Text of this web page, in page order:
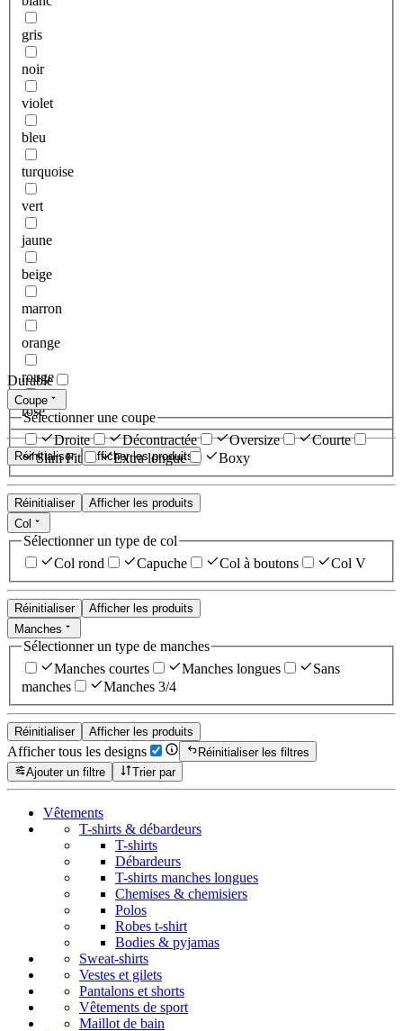
gris
noir
violet
bleu
turquoise
vert
jaune
beige
marron
orange
rouge
rose
Réinitialiser Afficher les produits
Durable
Coupe
Sélectionner une coupe
Droite
Décontractée Oversize
Courte
Slim Fit
Extra longue Boxy
Réinitialiser
Afficher les produits
Col
Sélectionner un type de col
Col rond
Capuche Col à boutons Col V
Réinitialiser
Afficher les produits
Manches
Sélectionner un type de manches
Manches courtes
Manches longues
Sans
manches
Manches 3/4
Réinitialiser Afficher les produits
Afficher tous les designs
Réinitialiser les filtres
Ajouter un filtre
Trier par
Vêtements
T-shirts & débardeurs
T-shirts
Débardeurs
T-shirts manches longues
Chemises & chemisiers
Polos
Robes t-shirt
Bodies & pyjamas
Sweat-shirts
Vestes et gilets
Pantalons et shorts
Vêtements de sport
Maillot de bain